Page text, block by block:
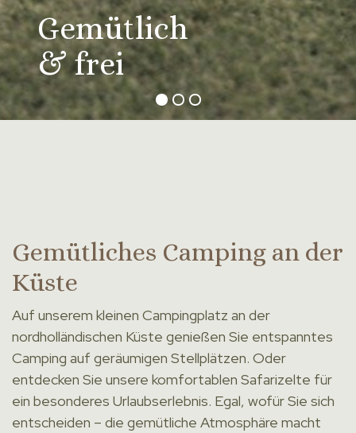
Gemütlich
& frei
Inmitten der
Tulpenfelder
Gemütliches Camping an der
Küste
Auf unserem kleinen Campingplatz an der
nordholländischen Küste genießen Sie entspanntes
Camping auf geräumigen Stellplätzen. Oder
entdecken Sie unsere komfortablen Safarizelte für
ein besonderes Urlaubserlebnis. Egal, wofür Sie sich
entscheiden – die gemütliche Atmosphäre macht